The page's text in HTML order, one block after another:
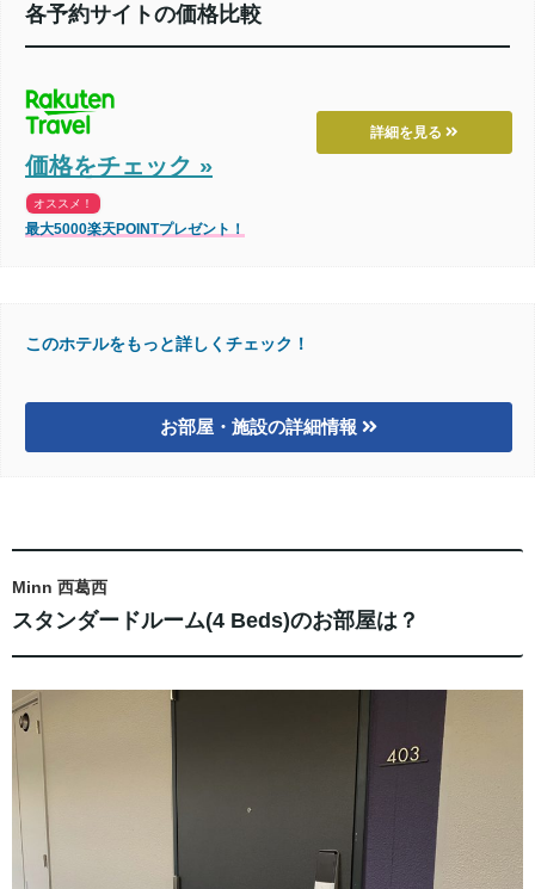
各予約サイトの価格比較
詳細を見る
価格をチェック »
オススメ！
最大5000楽天POINTプレゼント！
このホテルをもっと詳しくチェック！
お部屋・施設の詳細情報
Minn 西葛西
スタンダードルーム(4 Beds)のお部屋は？